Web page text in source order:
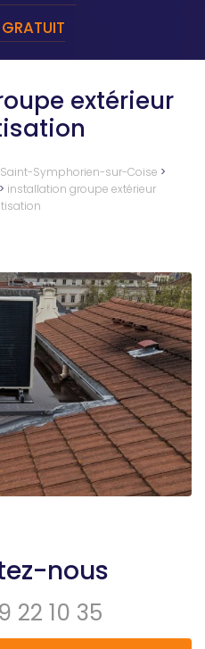
extérieur
Symphorien-sur-Coise >
> installation groupe extérieur
nous
22 10 35